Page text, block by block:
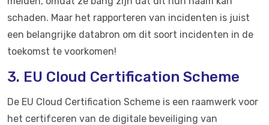
schaden. Maar het rapporteren van incidenten is juist
een belangrijke databron om dit soort incidenten in de
toekomst te voorkomen!
3. EU Cloud Certification Scheme
De EU Cloud Certification Scheme is een raamwerk voor
het certifceren van de digitale beveiliging van